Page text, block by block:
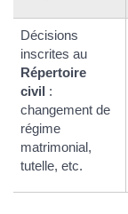
Décisions
inscrites au
Répertoire
civil :
changement de
régime
matrimonial,
tutelle, etc.